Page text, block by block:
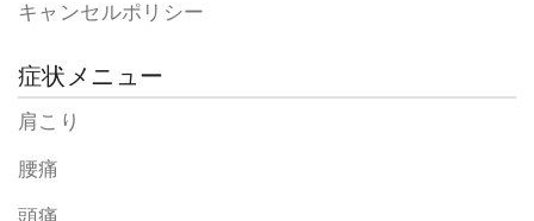
キャンセルポリシー
症状メニュー
肩こり
腰痛